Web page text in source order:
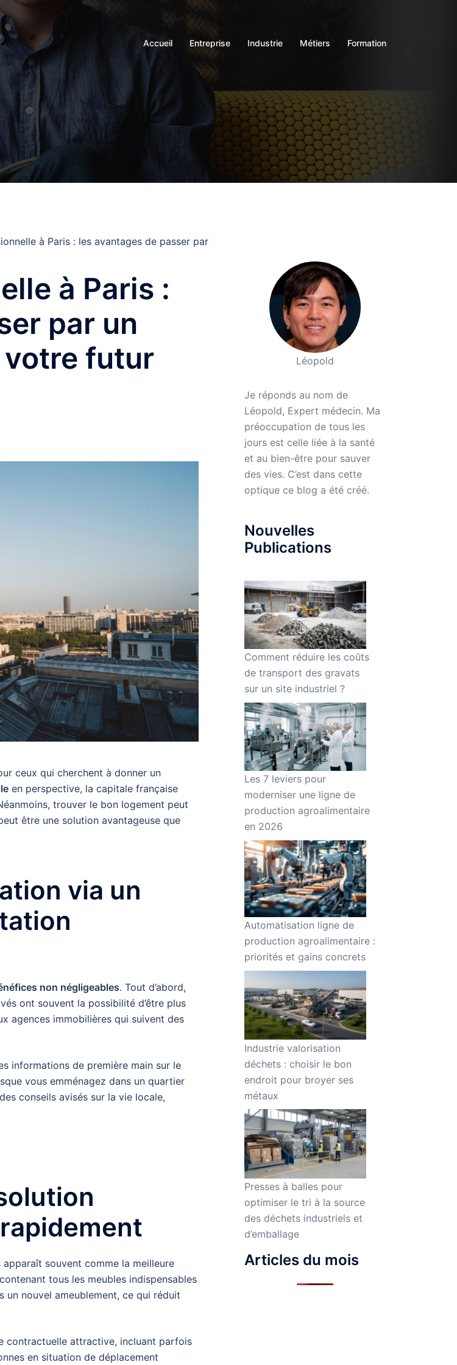
Accueil Entreprise Industrie Métiers Formation
à Paris : les avantages de passer par
à Paris :
par un
futur
ceux qui cherchent à donner un
en perspective, la capitale française
trouver le bon logement peut
être une solution avantageuse que
via un
non négligeables. Tout d’abord,
ont souvent la possibilité d’être plus
agences immobilières qui suivent des
informations de première main sur le
vous emménagez dans un quartier
conseils avisés sur la vie locale,
apparaît souvent comme la meilleure
tous les meubles indispensables
un nouvel ameublement, ce qui réduit
contractuelle attractive, incluant parfois
en situation de déplacement
Léopold
Je réponds au nom de
Léopold, Expert médecin. Ma
préoccupation de tous les
jours est celle liée à la santé
et au bien-être pour sauver
des vies. C’est dans cette
optique ce blog a été créé.
Nouvelles
Publications
Comment réduire les coûts
de transport des gravats
sur un site industriel ?
Les 7 leviers pour
moderniser une ligne de
production agroalimentaire
en 2026
Automatisation ligne de
production agroalimentaire :
priorités et gains concrets
Industrie valorisation
déchets : choisir le bon
endroit pour broyer ses
métaux
Presses à balles pour
optimiser le tri à la source
des déchets industriels et
d’emballage
Articles du mois